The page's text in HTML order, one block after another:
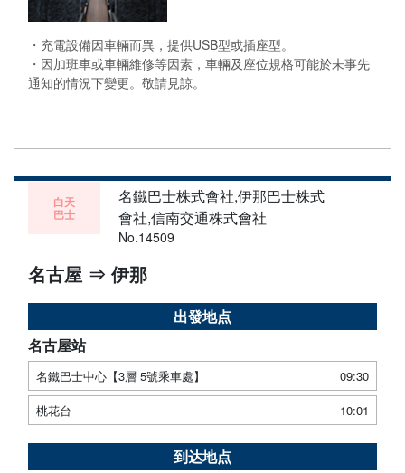
・充電設備因車輛而異，提供USB型或插座型。
・因加班車或車輛維修等因素，車輛及座位規格可能於未事先
通知的情況下變更。敬請見諒。
白天
巴士
名鐵巴士株式會社,伊那巴士株式
會社,信南交通株式會社
No.14509
名古屋 ⇒ 伊那
出發地点
名古屋站
名鐵巴士中心【3層 5號乘車處】
09:30
桃花台
10:01
到达地点